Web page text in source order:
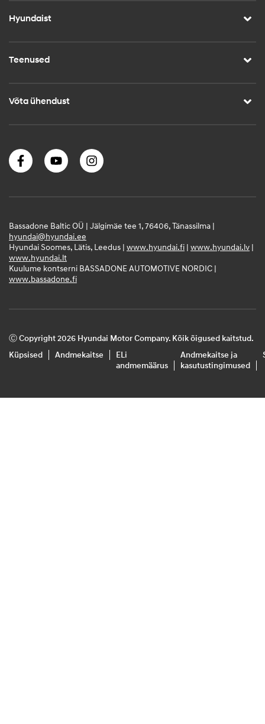
Hyundaist
Teenused
Võta ühendust
Bassadone Baltic OÜ | Jälgimäe tee 1, 76406, Tänassilma |
hyundai@hyundai.ee
Hyundai Soomes, Lätis, Leedus | www.hyundai.fi | www.hyundai.lv |
www.hyundai.lt
Kuulume kontserni BASSADONE AUTOMOTIVE NORDIC |
www.bassadone.fi
Ⓒ Copyright 2026 Hyundai Motor Company. Kõik õigused kaitstud.
Küpsised
Andmekaitse
ELi
andmemäärus
Andmekaitse ja
kasutustingimused